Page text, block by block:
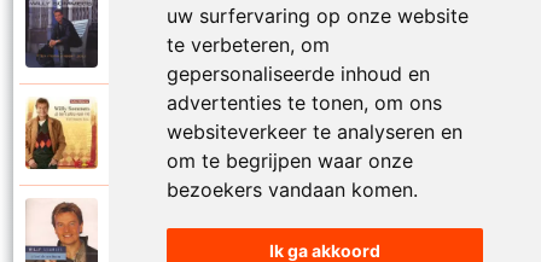
uw surfervaring op onze website
te verbeteren, om
gepersonaliseerde inhoud en
advertenties te tonen, om ons
websiteverkeer te analyseren en
om te begrijpen waar onze
bezoekers vandaan komen.
Ik ga akkoord
Willy Sommers
Willy Sommers
Jij bent alles voor mij
Willy Sommers
Jij bent als een droom